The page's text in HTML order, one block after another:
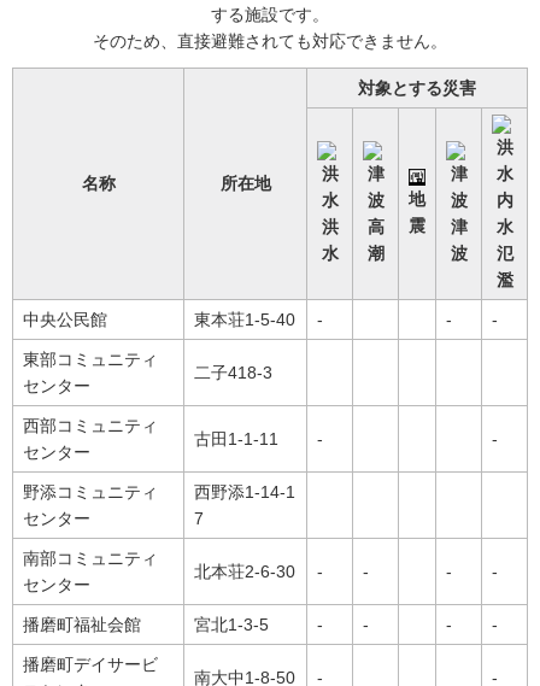
する施設です。
そのため、直接避難されても対応できません。
名称 所在地
対象とする災害
洪
水
高
潮
地
震
津
波
内
水
氾
濫
中央公民館 東本荘1-5-40 - - -
東部コミュニティ
センター
二子418-3
西部コミュニティ
センター
古田1-1-11 - -
野添コミュニティ
センター
西野添1-14-1
7
南部コミュニティ
センター
北本荘2-6-30 - - - -
播磨町福祉会館 宮北1-3-5 - - - -
播磨町デイサービ
南大中1-8-50 - -